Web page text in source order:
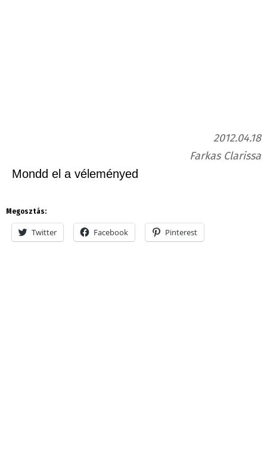
2012.04.18
Farkas Clarissa
Mondd el a véleményed
Megosztás:
Twitter Facebook Pinterest